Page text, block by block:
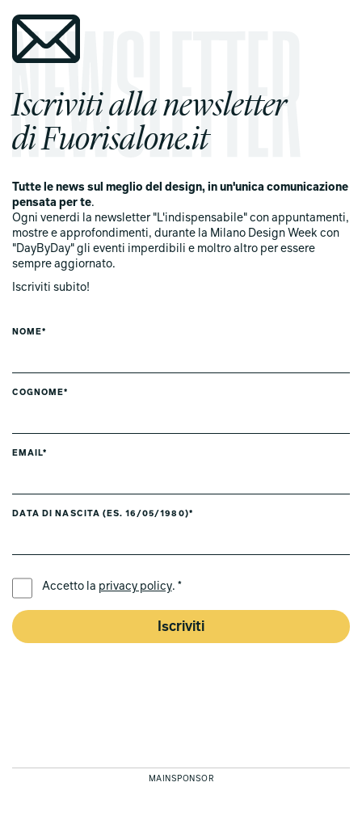
Iscriviti alla newsletter
di Fuorisalone.it
Tutte le news sul meglio del design, in un'unica comunicazione
pensata per te.
Ogni venerdi la newsletter "L'indispensabile" con appuntamenti,
mostre e approfondimenti, durante la Milano Design Week con
"DayByDay" gli eventi imperdibili e moltro altro per essere
sempre aggiornato.
Iscriviti subito!
NOME*
COGNOME*
EMAIL*
DATA DI NASCITA (ES. 16/05/1980)*
Accetto la privacy policy. *
Iscriviti
MAINSPONSOR